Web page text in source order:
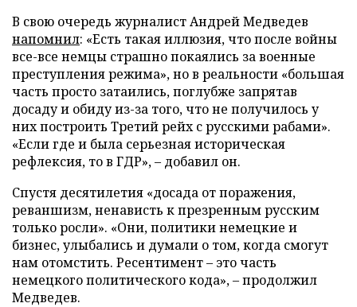
В свою очередь журналист Андрей Медведев
напомнил: «Есть такая иллюзия, что после войны
все-все немцы страшно покаялись за военные
преступления режима», но в реальности «большая
часть просто затаились, поглубже запрятав
досаду и обиду из-за того, что не получилось у
них построить Третий рейх с русскими рабами».
«Если где и была серьезная историческая
рефлексия, то в ГДР», – добавил он.
Спустя десятилетия «досада от поражения,
реваншизм, ненависть к презренным русским
только росли». «Они, политики немецкие и
бизнес, улыбались и думали о том, когда смогут
нам отомстить. Ресентимент – это часть
немецкого политического кода», – продолжил
Медведев.